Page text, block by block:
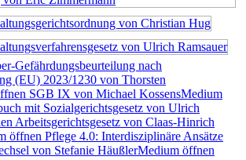
Gefährdungsbeurteilung nach
(EU) 2023/1230 von Thorsten
SGB IX von Michael KossensMedium
mit Sozialgerichtsgesetz von Ulrich
Arbeitsgerichtsgesetz von Claas-Hinrich
öffnen Pflege 4.0: Interdisziplinäre Ansätze
von Stefanie HäußlerMedium öffnen